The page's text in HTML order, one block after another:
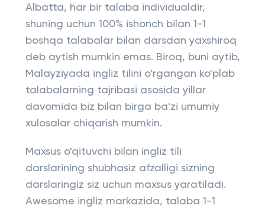
Albatta, har bir talaba individualdir,
shuning uchun 100% ishonch bilan 1-1
boshqa talabalar bilan darsdan yaxshiroq
deb aytish mumkin emas. Biroq, buni aytib,
Malayziyada ingliz tilini o'rgangan ko'plab
talabalarning tajribasi asosida yillar
davomida biz bilan birga ba'zi umumiy
xulosalar chiqarish mumkin.
Maxsus o'qituvchi bilan ingliz tili
darslarining shubhasiz afzalligi sizning
darslaringiz siz uchun maxsus yaratiladi.
Awesome ingliz markazida, talaba 1-1